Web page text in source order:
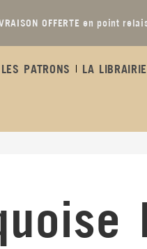
OFFERTE en point
LES PATRONS LA LIBRAIRIE